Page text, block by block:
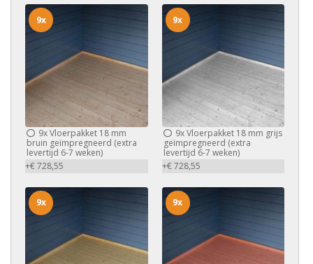
9xVloerpakket 18 mm
bruin geïmpregneerd (extra
levertijd 6-7 weken)
+€ 728,55
9x
9xVloerpakket 18 mm grijs
geïmpregneerd (extra
levertijd 6-7 weken)
+€ 728,55
9x
9x 9x